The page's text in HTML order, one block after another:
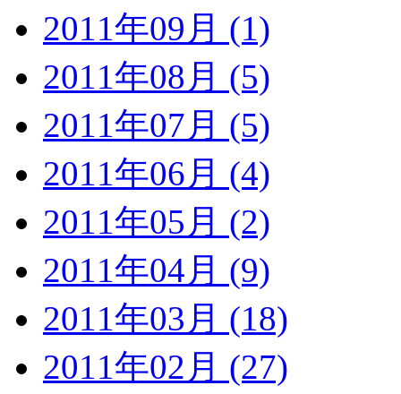
2011年09月 (1)
2011年08月 (5)
2011年07月 (5)
2011年06月 (4)
2011年05月 (2)
2011年04月 (9)
2011年03月 (18)
2011年02月 (27)